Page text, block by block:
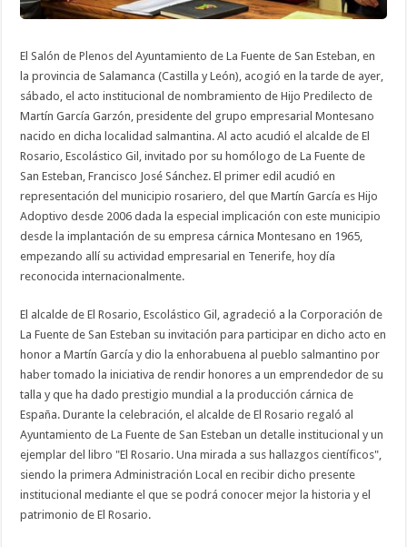
El Salón de Plenos del Ayuntamiento de La Fuente de San Esteban, en
la provincia de Salamanca (Castilla y León), acogió en la tarde de ayer,
sábado, el acto institucional de nombramiento de Hijo Predilecto de
Martín García Garzón, presidente del grupo empresarial Montesano
nacido en dicha localidad salmantina. Al acto acudió el alcalde de El
Rosario, Escolástico Gil, invitado por su homólogo de La Fuente de
San Esteban, Francisco José Sánchez. El primer edil acudió en
representación del municipio rosariero, del que Martín García es Hijo
Adoptivo desde 2006 dada la especial implicación con este municipio
desde la implantación de su empresa cárnica Montesano en 1965,
empezando allí su actividad empresarial en Tenerife, hoy día
reconocida internacionalmente.
El alcalde de El Rosario, Escolástico Gil, agradeció a la Corporación de
La Fuente de San Esteban su invitación para participar en dicho acto en
honor a Martín García y dio la enhorabuena al pueblo salmantino por
haber tomado la iniciativa de rendir honores a un emprendedor de su
talla y que ha dado prestigio mundial a la producción cárnica de
España. Durante la celebración, el alcalde de El Rosario regaló al
Ayuntamiento de La Fuente de San Esteban un detalle institucional y un
ejemplar del libro "El Rosario. Una mirada a sus hallazgos científicos",
siendo la primera Administración Local en recibir dicho presente
institucional mediante el que se podrá conocer mejor la historia y el
patrimonio de El Rosario.